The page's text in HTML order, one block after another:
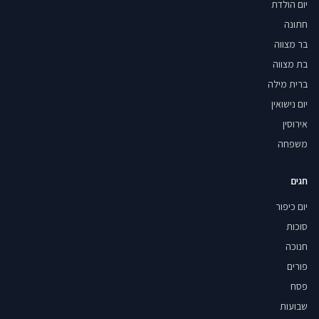
יום הולדת
חתונה
בר מצווה
בת מצווה
ברית מילה
יום נישואין
אירוסין
משפחה
חגים
יום כיפור
סוכות
חנוכה
פורים
פסח
שבועות